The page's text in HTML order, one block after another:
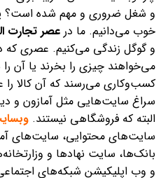
و شغل ضروری و مهم شده است؟
خوب می‌دانیم. ما درعصر تجارت
و گوگل زندگی می‌کنیم. عصری که
می‌خواهند چیزی را بخرند یا آن
کسب‌وکاری می‌رسند که آن کالا
سراغ سایت‌هایی مثل آمازون و
البته که فروشگاهی نیستند.
سایت‌های محتوایی، سایت‌های
بانک‌ها، سایت نهادها و
و وب اپلیکیشن شبکه‌های